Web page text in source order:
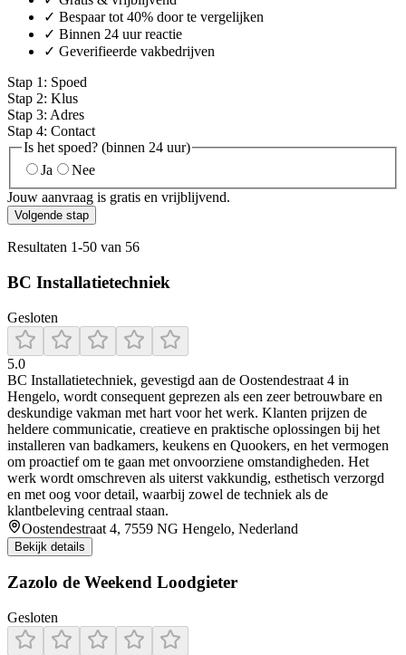
✓ Bespaar tot 40% door te vergelijken
✓ Binnen 24 uur reactie
✓ Geverifieerde vakbedrijven
Stap 1 : Spoed
Stap 2: Klus
Stap 3: Adres
Stap 4: Contact
Is het spoed? (binnen 24 uur)
Ja
Nee
Jouw aanvraag is gratis en vrijblijvend.
Volgende stap
Resultaten 1-50 van 56
BC Installatietechniek
Gesloten
5.0
BC Installatietechniek, gevestigd aan de Oostendestraat 4 in
Hengelo, wordt consequent geprezen als een zeer betrouwbare en
deskundige vakman met hart voor het werk. Klanten prijzen de
heldere communicatie, creatieve en praktische oplossingen bij het
installeren van badkamers, keukens en Quookers, en het vermogen
om proactief om te gaan met onvoorziene omstandigheden. Het
werk wordt omschreven als uiterst vakkundig, esthetisch verzorgd
en met oog voor detail, waarbij zowel de techniek als de
klantbeleving centraal staan.
Oostendestraat 4, 7559 NG Hengelo, Nederland
Bekijk details
Zazolo de Weekend Loodgieter
Gesloten